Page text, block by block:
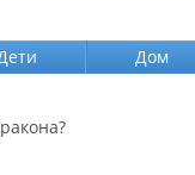
Дом